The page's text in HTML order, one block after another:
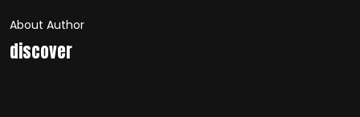
About Author
discover